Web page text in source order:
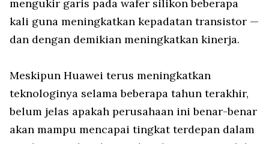
mengukir garis pada wafer silikon beberapa
kali guna meningkatkan kepadatan transistor —
dan dengan demikian meningkatkan kinerja.
Meskipun Huawei terus meningkatkan
teknologinya selama beberapa tahun terakhir,
belum jelas apakah perusahaan ini benar-benar
akan mampu mencapai tingkat terdepan dalam